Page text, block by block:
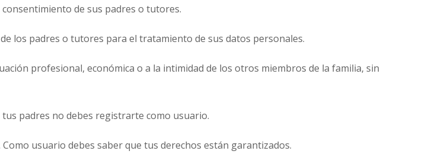
de sus padres o tutores.
los padres o tutores para el tratamiento de sus datos personales.
profesional, económica o a la intimidad de los otros miembros de la familia, sin
padres no debes registrarte como usuario.
usuario debes saber que tus derechos están garantizados.